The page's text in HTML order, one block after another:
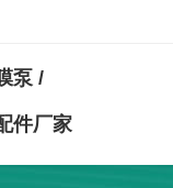
泵 /
件厂家